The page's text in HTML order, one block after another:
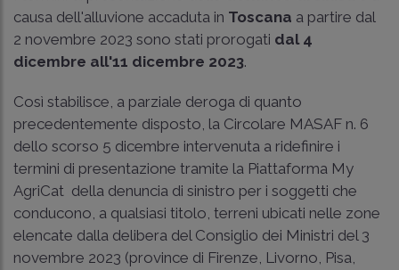
causa dell'alluvione accaduta in Toscana a partire dal
2 novembre 2023 sono stati prorogati dal 4
dicembre all'11 dicembre 2023.
Così stabilisce, a parziale deroga di quanto
precedentemente disposto, la Circolare MASAF n. 6
dello scorso 5 dicembre intervenuta a ridefinire i
termini di presentazione tramite la Piattaforma My
AgriCat della denuncia di sinistro per i soggetti che
conducono, a qualsiasi titolo, terreni ubicati nelle zone
elencate dalla delibera del Consiglio dei Ministri del 3
novembre 2023 (province di Firenze, Livorno, Pisa,